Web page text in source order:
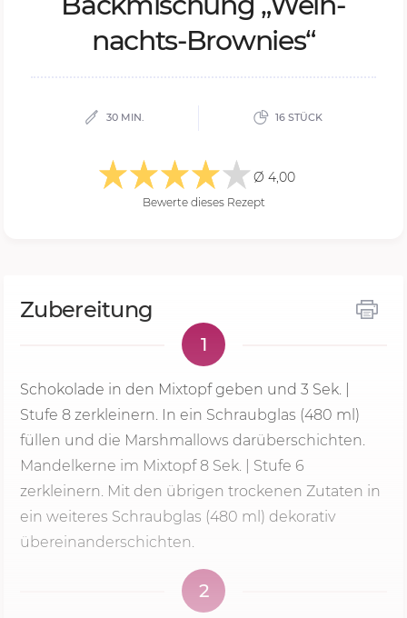
nachts-Brow­nies“
30 MIN. 16 STÜCK
Ø 4,00
Bewerte dieses Rezept
Zubereitung
1
Schokolade in den Mixtopf geben und 3 Sek.
Stufe 8 zerkleinern. In ein Schraubglas (480 ml)
füllen und die Marshmallows darüberschichten.
Mandelkerne im Mixtopf 8 Sek. | Stufe 6
zerkleinern. Mit den übrigen trockenen Zutaten in
ein weiteres Schraubglas (480 ml) dekorativ
übereinanderschichten.
2